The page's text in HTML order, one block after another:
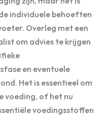
individuele behoeften
Overleg met een
om advies te krijgen
en eventuele
Het is essentieel om
voeding, of het nu
voedingsstoffen